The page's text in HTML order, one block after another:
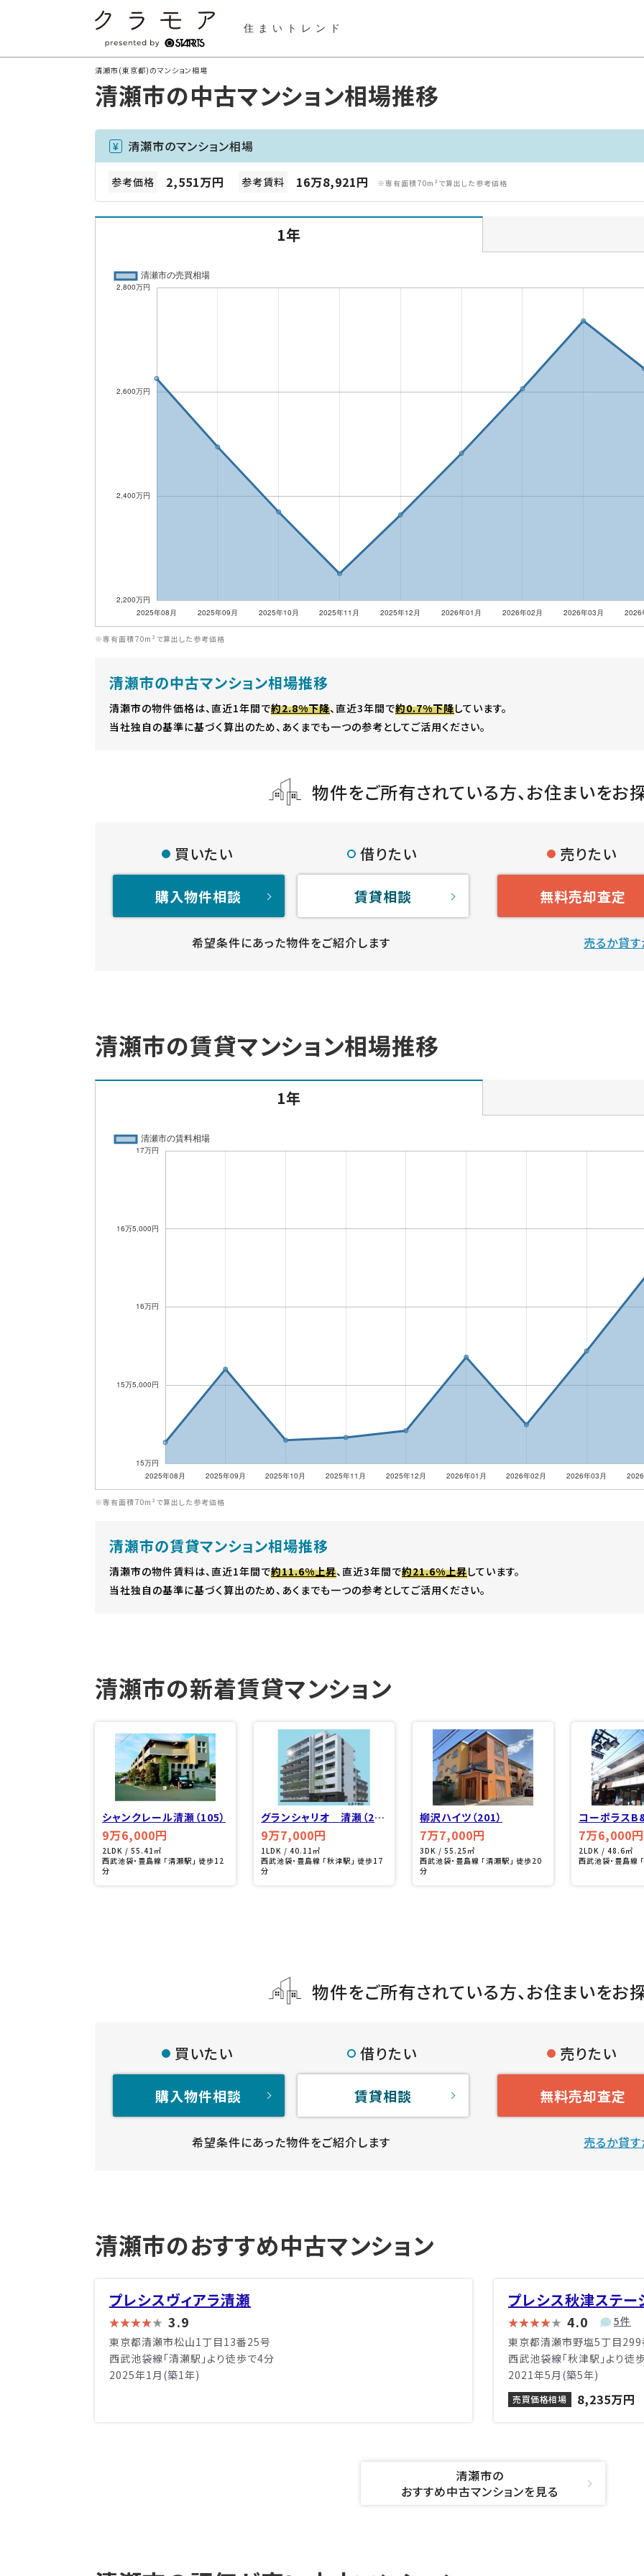
住まいトレンド
清瀬市(東京都)のマンション相場
清瀬市の中古マンション相場推移
清瀬市のマンション相場
参考価格 2,551万円 参考賃料 16万8,921円 ※専有面積70m²で算出した参考価格
1年
※専有面積70m²で算出した参考価格
清瀬市の中古マンション相場推移
清瀬市の物件価格は、直近1年間で約2.8%下降、直近3年間で約0.7%下降しています。
当社独自の基準に基づく算出のため、あくまでも一つの参考としてご活用ください。
物件をご所有されている方、お住まいをお
買いたい
購入物件相談
借りたい
賃貸相談
希望条件にあった物件をご紹介します
売りたい
無料売却査定
売るか貸
清瀬市の賃貸マンション相場推移
1年
※専有面積70m²で算出した参考価格
清瀬市の賃貸マンション相場推移
清瀬市の物件賃料は、直近1年間で約11.6%上昇、直近3年間で約21.6%上昇しています。
当社独自の基準に基づく算出のため、あくまでも一つの参考としてご活用ください。
清瀬市の新着賃貸マンション
シャンクレール清瀬（105）
9万6,000円
2LDK / 55.41㎡
西武池袋・豊島線 「清瀬駅」 徒歩12
分
グランシャリオ 清瀬（20
7）
9万7,000円
1LDK / 40.11㎡
西武池袋・豊島線 「秋津駅」 徒歩17
分
柳沢ハイツ（201）
7万7,000円
3DK / 55.25㎡
西武池袋・豊島線 「清瀬駅」 徒歩20
分
コーポラス
7万6,000円
2LDK / 48.6㎡
西武池袋・豊島線
物件をご所有されている方、お住まいをお
買いたい
購入物件相談
借りたい
賃貸相談
希望条件にあった物件をご紹介します
売りたい
無料売却査定
売るか貸
清瀬市のおすすめ中古マンション
プレシスヴィアラ清瀬
3.9
東京都清瀬市松山1丁目13番25号
西武池袋線「清瀬駅」より徒歩で4分
2025年1月(築1年)
プレシス秋津ステー
4.0
5件
東京都清瀬市野塩5丁目
西武池袋線「秋津駅」より徒
2021年5月(築5年)
売買価格相場 8,235万円
清瀬市の
おすすめ中古マンションを見る